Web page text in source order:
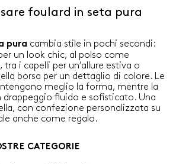
foulard in seta pura
pura cambia stile in pochi secondi:
un look chic, al polso come
i capelli per un’allure estiva o
borsa per un dettaglio di colore. Le
meglio la forma, mentre la
drappeggio fluido e sofisticato. Una
con confezione personalizzata su
anche come regalo.
CATEGORIE